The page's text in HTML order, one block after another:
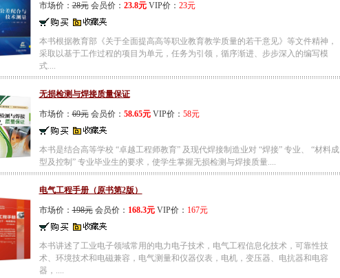
市场价：28元会员价： 23.8元VIP价： 23元
本书根据教育部《关于全面提高高等职业教育教学质量的若干意见》等文件精神，
采取以基于工作过程的项目为单元，任务为引领，循序渐进、步步深入的编写模
式....
无损检测与焊接质量保证
市场价：69元会员价： 58.65元VIP价： 58元
本书是结合高等学校 “卓越工程师教育” 及现代焊接制造业对 “焊接” 专业、 “材料成
型及控制” 专业毕业生的要求，使学生掌握无损检测与焊接质量....
电气工程手册（原书第2版）
市场价：198元会员价： 168.3元VIP价： 167元
本书讲述了工业电子领域常用的电力电子技术，电气工程信息化技术，可靠性技
术、环境技术和电磁兼容，电气测量和仪器仪表，电机，变压器、电抗器和电容
器，....